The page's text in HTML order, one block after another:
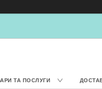
ТА ПОСЛУГИ